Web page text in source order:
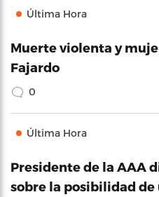
Última Hora
Muerte violenta y
Fajardo
0
Última Hora
Presidente de la AAA
sobre la posibilidad de